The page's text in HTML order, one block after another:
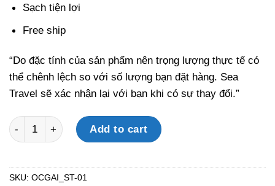
Sạch tiện lợi
Free ship
“Do đặc tính của sản phẩm nên trọng lượng thực tế có
thể chênh lệch so với số lượng bạn đặt hàng. Sea
Travel sẽ xác nhận lại với bạn khi có sự thay đổi.”
ỐC GAI quantity
Add to cart
SKU: OCGAI_ST-01